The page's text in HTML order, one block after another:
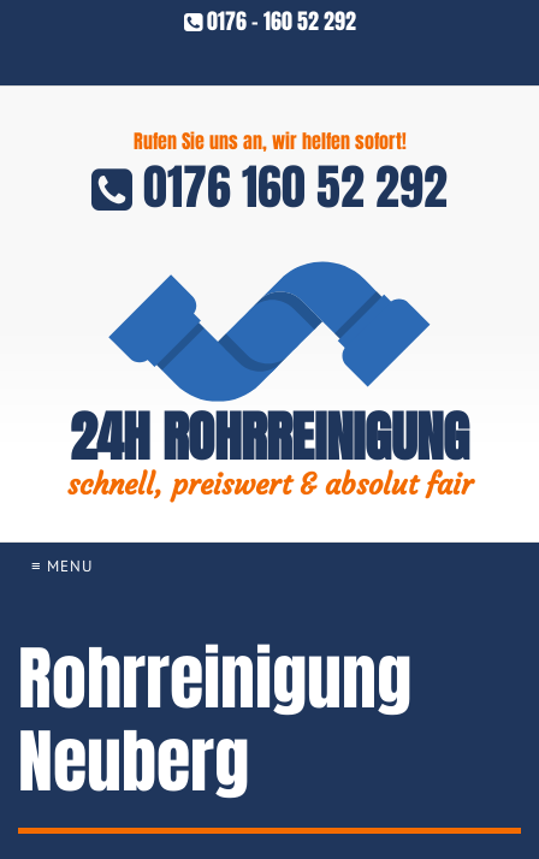
0176 - 160 52 292
Rufen Sie uns an, wir helfen sofort!
0176 160 52 292
24H ROHRREINIGUNG
schnell, preiswert & absolut fair
≡ MENU
Rohrreinigung
Neuberg